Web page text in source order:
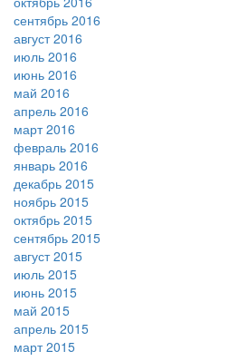
сентябрь 2016
август 2016
июль 2016
июнь 2016
май 2016
апрель 2016
март 2016
февраль 2016
январь 2016
декабрь 2015
ноябрь 2015
октябрь 2015
сентябрь 2015
август 2015
июль 2015
июнь 2015
май 2015
апрель 2015
март 2015